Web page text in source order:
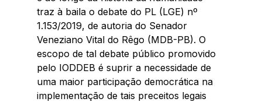
traz à baila o debate do PL (LGE) nº
1.153/2019, de autoria do Senador
Veneziano Vital do Rêgo (MDB-PB). O
escopo de tal debate público promovido
pelo IODDEB é suprir a necessidade de
uma maior participação democrática na
implementação de tais preceitos legais